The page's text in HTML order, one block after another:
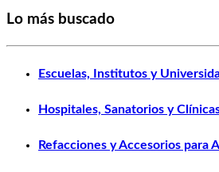
Lo más buscado
Escuelas, Institutos y
Hospitales, Sanatorios y
Refacciones y Accesorios para